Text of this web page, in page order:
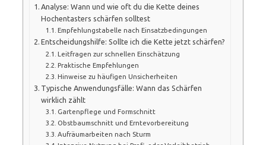
Analyse: Wann und wie oft du die Kette deines
Hochentasters schärfen solltest
Empfehlungstabelle nach Einsatzbedingungen
Entscheidungshilfe: Sollte ich die Kette jetzt schärfen?
Leitfragen zur schnellen Einschätzung
Praktische Empfehlungen
Hinweise zu häufigen Unsicherheiten
Typische Anwendungsfälle: Wann das Schärfen
wirklich zählt
Gartenpflege und Formschnitt
Obstbaumschnitt und Erntevorbereitung
Aufräumarbeiten nach Sturm